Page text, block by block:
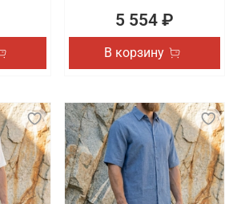
5 554 ₽
В корзину